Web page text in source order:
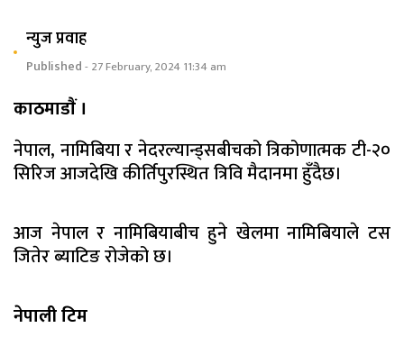
न्युज प्रवाह
Published- 27 February, 2024 11:34 am
काठमाडाैं ।
नेपाल, नामिबिया र नेदरल्यान्ड्सबीचको त्रिकोणात्मक टी-२०
सिरिज आजदेखि कीर्तिपुरस्थित त्रिवि मैदानमा हुँदैछ।
आज नेपाल र नामिबियाबीच हुने खेलमा नामिबियाले टस
जितेर ब्याटिङ रोजेको छ।
नेपाली टिम